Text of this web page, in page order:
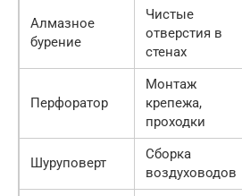
Алмазное
бурение
Чистые
отверстия в
стенах
Перфоратор
Монтаж
крепежа,
проходки
Шуруповерт
Сборка
воздуховодов